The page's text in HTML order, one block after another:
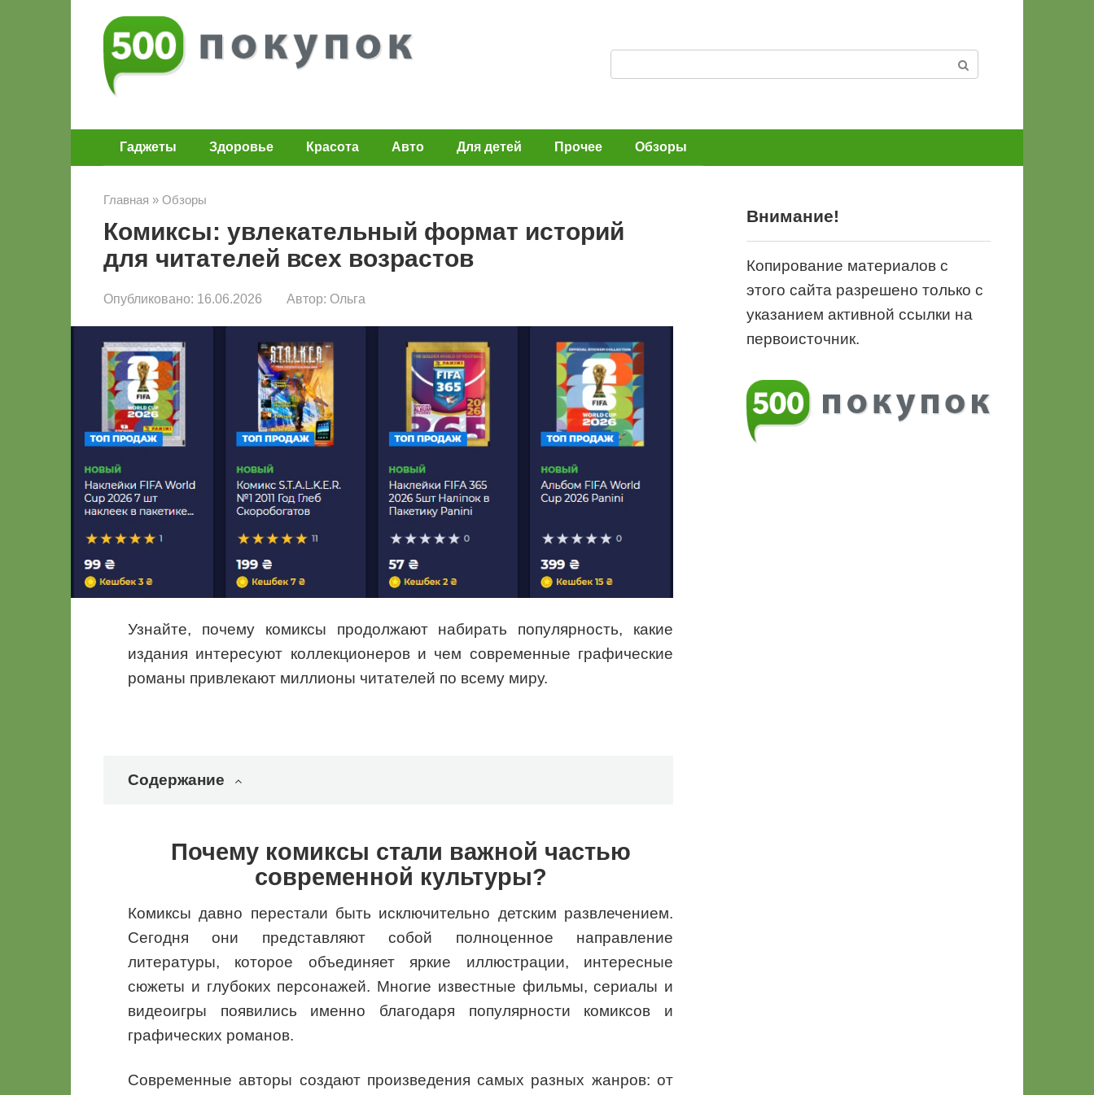
с
Гаджеты Здоровье Красота Авто Для детей Прочее Обзоры
Главная » Обзоры
Комиксы: увлекательный формат историй
для читателей всех возрастов
Опубликовано: 16.06.2026 Автор: Ольга
Узнайте, почему комиксы продолжают набирать популярность, какие
издания интересуют коллекционеров и чем современные графические
романы привлекают миллионы читателей по всему миру.
Содержание
Почему комиксы стали важной частью
современной культуры?
Комиксы давно перестали быть исключительно детским развлечением.
Сегодня они представляют собой полноценное направление
литературы, которое объединяет яркие иллюстрации, интересные
сюжеты и глубоких персонажей. Многие известные фильмы, сериалы и
видеоигры появились именно благодаря популярности комиксов и
графических романов.
Современные авторы создают произведения самых разных жанров: от
Внимание!
Копирование материалов с
этого сайта разрешено только с
указанием активной ссылки на
первоисточник.